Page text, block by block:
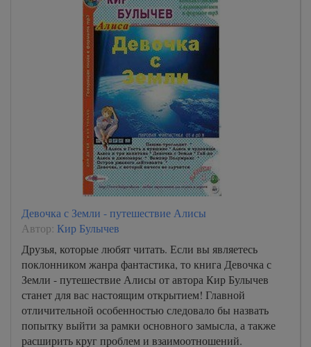
Девочка с Земли - путешествие Алисы
Автор: Кир Булычев
Друзья, которые любят читать. Если вы являетесь
поклонником жанра фантастика, то книга Девочка с
Земли - путешествие Алисы от автора Кир Булычев
станет для вас настоящим открытием! Главной
отличительной особенностью следовало бы назвать
попытку выйти за рамки основного замысла, а также
расширить круг проблем и взаимоотношений.